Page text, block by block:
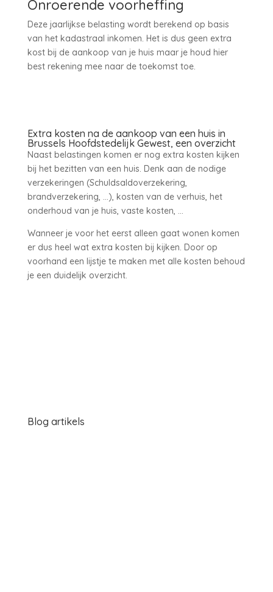
Onroerende voorheffing
Deze jaarlijkse belasting wordt berekend op basis
van het kadastraal inkomen. Het is dus geen extra
kost bij de aankoop van je huis maar je houd hier
best rekening mee naar de toekomst toe.
Extra kosten na de aankoop van een huis in
Brussels Hoofdstedelijk Gewest, een overzicht
Naast belastingen komen er nog extra kosten kijken
bij het bezitten van een huis. Denk aan de nodige
verzekeringen (Schuldsaldoverzekering,
brandverzekering, …), kosten van de verhuis, het
onderhoud van je huis, vaste kosten, …
Wanneer je voor het eerst alleen gaat wonen komen
er dus heel wat extra kosten bij kijken. Door op
voorhand een lijstje te maken met alle kosten behoud
je een duidelijk overzicht.
Blog artikels